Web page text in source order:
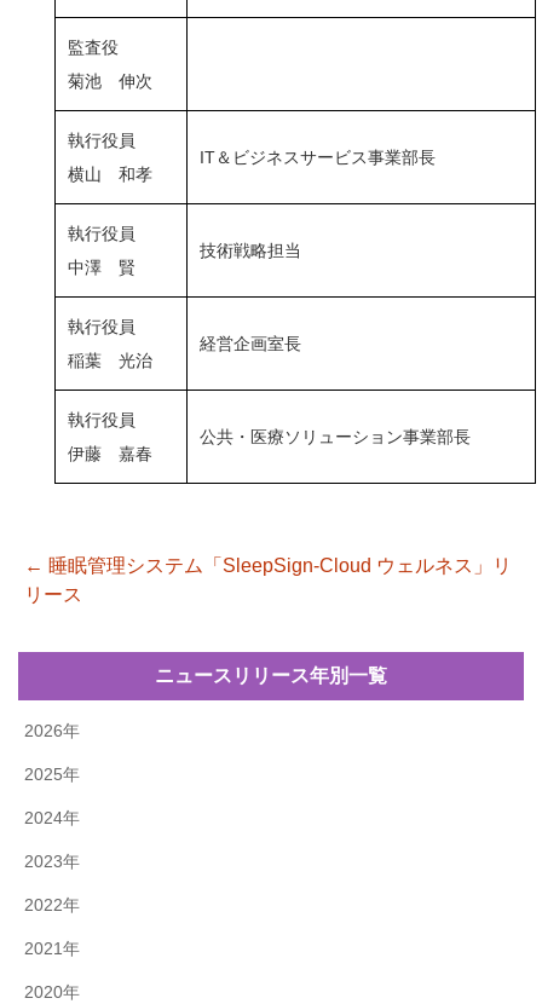
監査役
菊池 伸次
執行役員
横山 和孝
IT＆ビジネスサービス事業部長
執行役員
中澤 賢
技術戦略担当
執行役員
稲葉 光治
経営企画室長
執行役員
伊藤 嘉春
公共・医療ソリューション事業部長
投稿ナビゲーション
← 睡眠管理システム「SleepSign-Cloud ウェルネス」リ
リース
ニュースリリース年別一覧
2026年
2025年
2024年
2023年
2022年
2021年
2020年